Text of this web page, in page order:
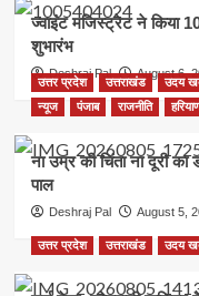
ज्वाइंट मजिस्ट्रेट ने किया
शुभारंभ
Deshraj Pal August 6,
उत्तर प्रदेश उत्तराखंड उदय
न्यूज
पंजाब राजनीति
ना उम्र की चिंता ना दूरी
पाल
Deshraj Pal August 5,
उत्तर प्रदेश उत्तराखंड उदय